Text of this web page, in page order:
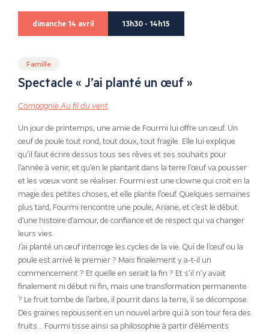
dimanche 14 avril 13h30 - 14h15
Famille
Spectacle « J’ai planté un œuf »
Compagnie Au fil du vent
Un jour de printemps, une amie de Fourmi lui offre un œuf. Un
œuf de poule tout rond, tout doux, tout fragile. Elle lui explique
qu’il faut écrire dessus tous ses rêves et ses souhaits pour
l’année à venir, et qu’en le plantant dans la terre l’œuf va pousser
et les vœux vont se réaliser. Fourmi est une clowne qui croit en la
magie des petites choses, et elle plante l’oeuf. Quelques semaines
plus tard, Fourmi rencontre une poule, Ariane, et c’est le début
d’une histoire d’amour, de confiance et de respect qui va changer
leurs vies.
J’ai planté un œuf interroge les cycles de la vie. Qui de l’œuf ou la
poule est arrivé le premier ? Mais finalement y a-t-il un
commencement ? Et quelle en serait la fin ? Et s’il n’y avait
finalement ni début ni fin, mais une transformation permanente
? Le fruit tombe de l’arbre, il pourrit dans la terre, il se décompose.
Des graines repoussent en un nouvel arbre qui à son tour fera des
fruits… Fourmi tisse ainsi sa philosophie à partir d’éléments